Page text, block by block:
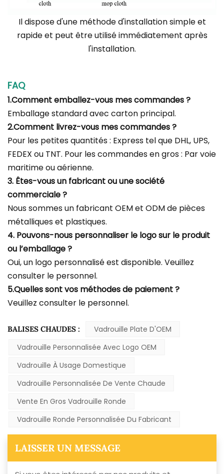
Il dispose d'une méthode d'installation simple et
rapide et peut être utilisé immédiatement après
l'installation.
FAQ
1.Comment emballez-vous mes commandes ?
Emballage standard avec carton principal.
2.Comment livrez-vous mes commandes ?
Pour les petites quantités : Express tel que DHL, UPS,
FEDEX ou TNT. Pour les commandes en gros : Par voie
maritime ou aérienne.
3. Êtes-vous un fabricant ou une société
commerciale ?
Nous sommes un fabricant OEM et ODM de pièces
métalliques et plastiques.
4. Pouvons-nous personnaliser le logo sur le produit
ou l’emballage ?
Oui, un logo personnalisé est disponible. Veuillez
consulter le personnel.
5.Quelles sont vos méthodes de paiement ?
Veuillez consulter le personnel.
BALISES CHAUDES :
Vadrouille Plate D'OEM
Vadrouille Personnalisée Avec Logo OEM
Vadrouille À Usage Domestique
Vadrouille Personnalisée De Vente Chaude
Vente En Gros Vadrouille Ronde
Vadrouille Ronde Personnalisée Du Fabricant
LAISSER UN MESSAGE